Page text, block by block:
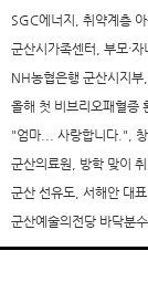
SGC에너지, 취약계층 아
군산시가족센터, 부모·
NH농협은행 군산시지
올해 첫 비브리오패혈증
"엄마... 사랑합니다.",
군산의료원, 방학 맞이
군산 선유도, 서해안 대
군산예술의전당 바닥분